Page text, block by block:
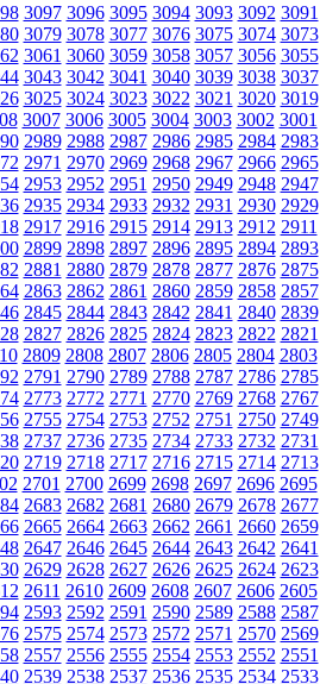
3097 3096 3095 3094 3093 3092 3091
3079 3078 3077 3076 3075 3074 3073
3061 3060 3059 3058 3057 3056 3055
3043 3042 3041 3040 3039 3038 3037
3025 3024 3023 3022 3021 3020 3019
3007 3006 3005 3004 3003 3002 3001
2989 2988 2987 2986 2985 2984 2983
2971 2970 2969 2968 2967 2966 2965
2953 2952 2951 2950 2949 2948 2947
2935 2934 2933 2932 2931 2930 2929
2917 2916 2915 2914 2913 2912 2911
2899 2898 2897 2896 2895 2894 2893
2881 2880 2879 2878 2877 2876 2875
2863 2862 2861 2860 2859 2858 2857
2845 2844 2843 2842 2841 2840 2839
2827 2826 2825 2824 2823 2822 2821
2809 2808 2807 2806 2805 2804 2803
2791 2790 2789 2788 2787 2786 2785
2773 2772 2771 2770 2769 2768 2767
2755 2754 2753 2752 2751 2750 2749
2737 2736 2735 2734 2733 2732 2731
2719 2718 2717 2716 2715 2714 2713
2701 2700 2699 2698 2697 2696 2695
2683 2682 2681 2680 2679 2678 2677
2665 2664 2663 2662 2661 2660 2659
2647 2646 2645 2644 2643 2642 2641
2629 2628 2627 2626 2625 2624 2623
2611 2610 2609 2608 2607 2606 2605
2593 2592 2591 2590 2589 2588 2587
2575 2574 2573 2572 2571 2570 2569
2557 2556 2555 2554 2553 2552 2551
2539 2538 2537 2536 2535 2534 2533